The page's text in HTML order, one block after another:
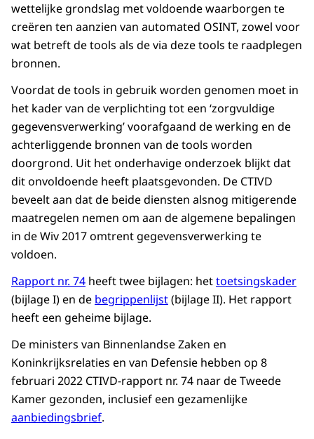
wettelijke grondslag met voldoende waarborgen te
creëren ten aanzien van automated OSINT, zowel voor
wat betreft de tools als de via deze tools te raadplegen
bronnen.
Voordat de tools in gebruik worden genomen moet in
het kader van de verplichting tot een ‘zorgvuldige
gegevensverwerking’ voorafgaand de werking en de
achterliggende bronnen van de tools worden
doorgrond. Uit het onderhavige onderzoek blijkt dat
dit onvoldoende heeft plaatsgevonden. De CTIVD
beveelt aan dat de beide diensten alsnog mitigerende
maatregelen nemen om aan de algemene bepalingen
in de Wiv 2017 omtrent gegevensverwerking te
voldoen.
Rapport nr. 74 heeft twee bijlagen: hettoetsingskader
(bijlage I) en de begrippenlijst(bijlage II). Het rapport
heeft een geheime bijlage.
De ministers van Binnenlandse Zaken en
Koninkrijksrelaties en van Defensie hebben op 8
februari 2022 CTIVD-rapport nr. 74 naar de Tweede
Kamer gezonden, inclusief een gezamenlijke
aanbiedingsbrief.